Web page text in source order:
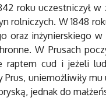
roku uczestniczył
W 1848
inżynierskiego
W Prusach
cud i jeżeli
uniemożliwiły
jednak do